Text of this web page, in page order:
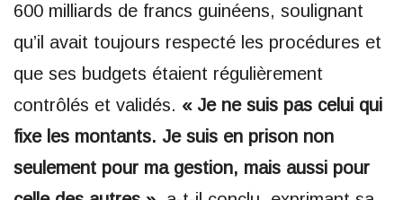
600 milliards de francs guinéens, soulignant
qu’il avait toujours respecté les procédures et
que ses budgets étaient régulièrement
contrôlés et validés. « Je ne suis pas celui qui
fixe les montants. Je suis en prison non
seulement pour ma gestion, mais aussi pour